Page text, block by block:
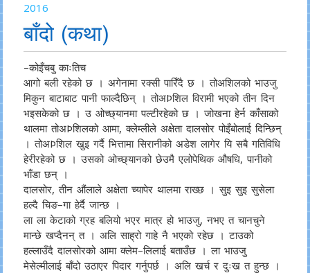
2016
बाँदो (कथा)
–कोइँचबु काःतिच
आगो बली रहेको छ । अगेनामा रक्सी पारिँदै छ । तोअशिलको भाउजु
मिकुन बाटाबाट पानी फाल्दैछिन् । तोअÞशिल विरामी भएको तीन दिन
भइसकेको छ । उ ओच्छ्यानमा पल्टीरहेको छ । जोखना हेर्न काँसाको
थालमा तोअÞशिलको आमा, क्लेम्लीले अक्षेता दालसोर पोइँबोलाई दिन्छिन्
। तोअÞशिल खुइ गर्दै भित्तामा सिरानीको अडेश लागेर यि सबै गतिविधि
हेरीरहेको छ । उसको ओच्छ्यानको छेउमै एलोपेथिक औषधि, पानीको
भाँडा छन् ।
दालसोर, तीन औंलाले अक्षेता च्यापेर थालमा राख्छ । सुइ सुइ सुसेला
हल्दै चिङ–गा हेर्दै जान्छ ।
ला ला केटाको ग्रह बलियो भएर मात्र हो भाउजु, नभए त चानचुने
मान्छे खप्दैनन् त । अलि साह्रो गाहे नै भएको रहेछ । टाउको
हल्लाउँदै दालसोरको आमा क्लेम–लिलाई बताउँछ । ला भाउजु
मेसेल्मीलाई बाँदो उठाएर पिदार गर्नुपर्छ । अलि खर्च र दुःख त हुन्छ ।